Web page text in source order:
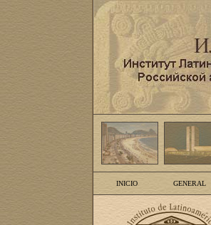
INICIO GENERAL